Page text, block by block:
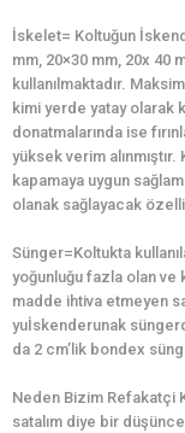
İskelet= Koltuğun
mm, 20×30 mm, 20x 40
kullanılmaktadır.
kimi yerde yatay olarak
donatmalarında ise
yüksek verim
kapamaya uygun
olanak sağlayacak
Sünger=Koltukta
yoğunluğu fazla olan ve
madde ihtiva etmeyen
yuİskenderunak
da 2 cm’lik bondex
Neden Bizim Refakatçi
satalım diye bir